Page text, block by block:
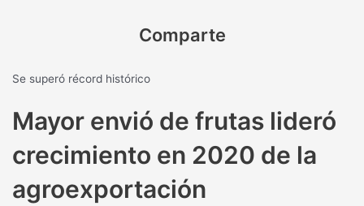
Comparte
Se superó récord histórico
Mayor envió de frutas lideró
crecimiento en 2020 de la
agroexportación